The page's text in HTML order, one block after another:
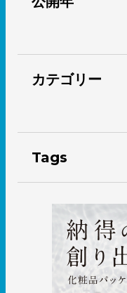
カテゴリー
Tags